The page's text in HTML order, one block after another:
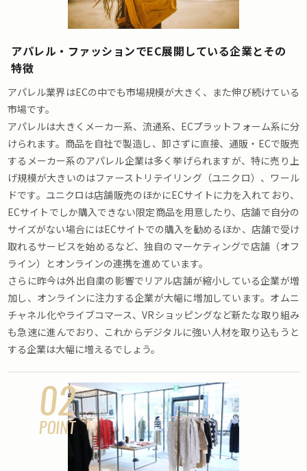
アパレル・ファッションでEC展開している企業とその
特徴
アパレル業界はECの中でも市場規模が大きく、また伸び続けている
市場です。
アパレルは大きくメーカー系、流通系、ECプラットフォーム系に分
けられます。商品を自社で製造し、卸さずに直接、通販・ECで販売
するメーカー系のアパレル企業は多く挙げられますが、特に売り上
げ規模が大きいのはファーストリテイリング（ユニクロ）、ワール
ドです。ユニクロは店舗販売のほかにECサイトに力を入れており、
ECサイトでしか購入できない限定商品を用意したり、店舗で自分の
サイズがない場合にはECサイトでの購入を勧めるほか、店舗で受け
取れるサービスを始めるなど、独自のマーケティングで店舗（オフ
ライン）とオンラインの連携を進めています。
さらに昨今は外出自粛の影響でリアル店舗が縮小している企業が増
加し、オンラインに注力する企業が大幅に増加しています。オムニ
チャネル化やライブコマース、VRショッピングなど新たな取り組み
も急速に進んでおり、これからデジタルに強い人材を取り込もうと
する企業は大幅に増えるでしょう。